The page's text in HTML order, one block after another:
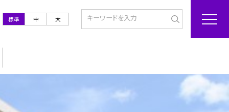
標準 中 大